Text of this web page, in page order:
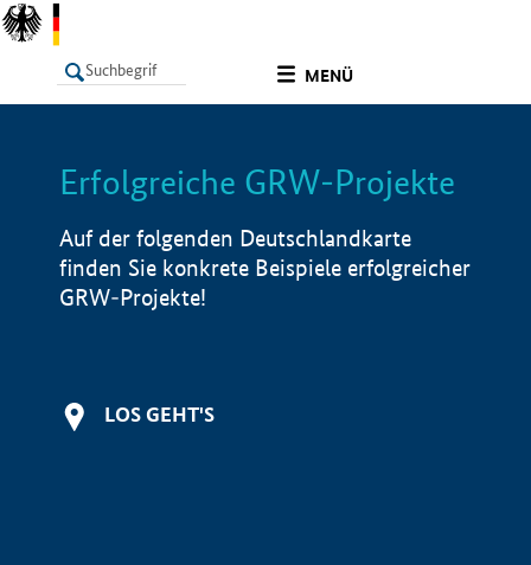
MENÜ
LISTE Info
Erfolgreiche GRW-Projekte
Auf der folgenden Deutschlandkarte
finden Sie konkrete Beispiele erfolgreicher
GRW-Projekte!
LOS GEHT'S